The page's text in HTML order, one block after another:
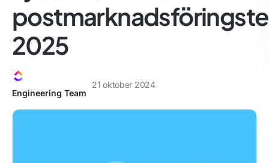
2025
Engineering Team
21 oktober 2024